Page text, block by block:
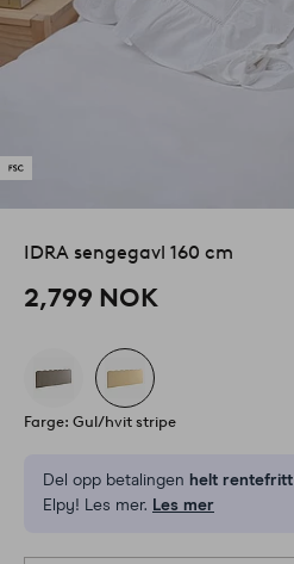
IDRA sengegavl 160 cm
2,799 NOK
Farge: Gul/hvit stripe
Del opp betalingen helt rentefritt
Elpy! Les mer. Les mer